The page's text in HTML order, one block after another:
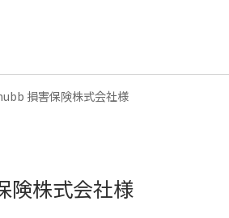
損害保険株式会社様
険株式会社様